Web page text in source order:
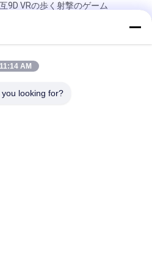
9D VRの歩く射撃のゲーム
ミュレーターが付いている屋内
ム・マシン
Eの宇宙遊泳9dのバーチャル リ
11:14 AM
looking for?